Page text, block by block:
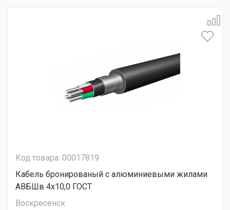
Код товара: 00017819
Кабель бронированый с алюминиевыми жилами
АВБШв 4х10,0 ГОСТ
Воскресенск